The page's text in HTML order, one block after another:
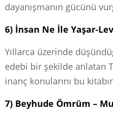
dayanışmanın gücünü
6) İnsan Ne İle Yaşar-
Yıllarca üzerinde
edebi bir şekilde anlatan
inanç konularını bu
7) Beyhude Ömrüm –